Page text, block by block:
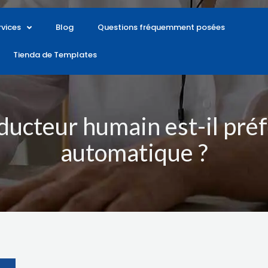
Blog Questions fréquemment posées
Tienda de Templates
humain est-il
automatique ?